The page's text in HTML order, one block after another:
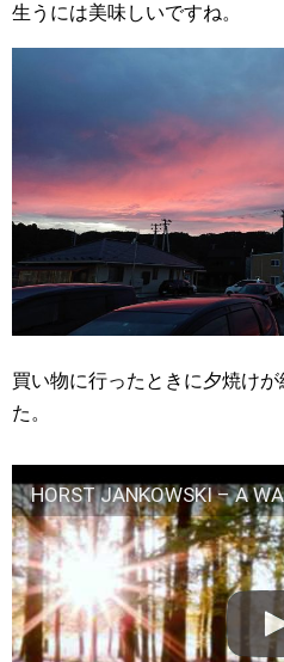
生うには美味しいですね。
買い物に行ったときに夕焼け
た。